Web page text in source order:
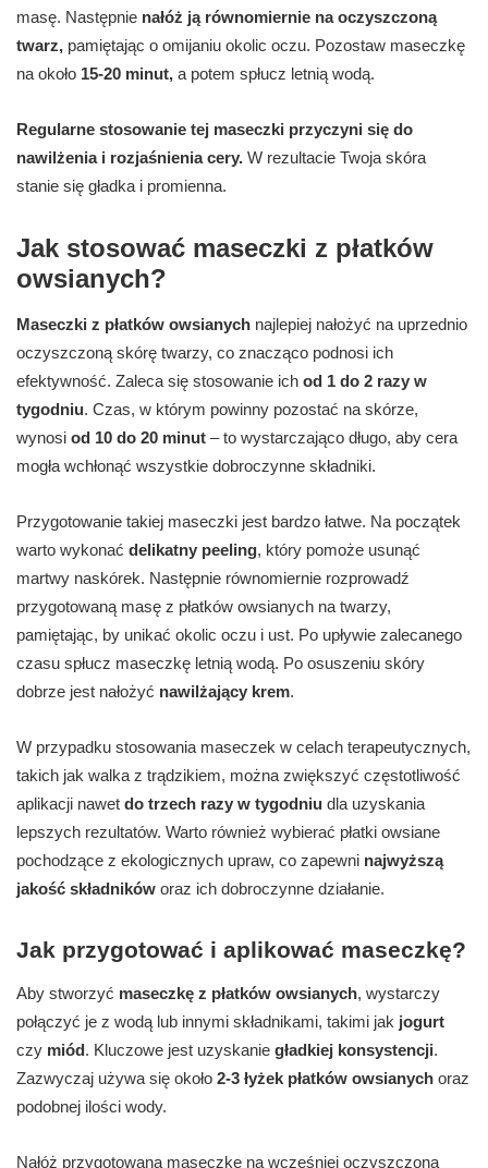
masę. Następnie nałóż ją równomiernie na oczyszczoną
twarz, pamiętając o omijaniu okolic oczu. Pozostaw maseczkę
na około 15-20 minut, a potem spłucz letnią wodą.
Regularne stosowanie tej maseczki przyczyni się do
nawilżenia i rozjaśnienia cery. W rezultacie Twoja skóra
stanie się gładka i promienna.
Jak stosować maseczki z płatków
owsianych?
Maseczki z płatków owsianych najlepiej nałożyć na uprzednio
oczyszczoną skórę twarzy, co znacząco podnosi ich
efektywność. Zaleca się stosowanie ich od 1 do 2 razy w
tygodniu. Czas, w którym powinny pozostać na skórze,
wynosi od 10 do 20 minut – to wystarczająco długo, aby cera
mogła wchłonąć wszystkie dobroczynne składniki.
Przygotowanie takiej maseczki jest bardzo łatwe. Na początek
warto wykonać delikatny peeling, który pomoże usunąć
martwy naskórek. Następnie równomiernie rozprowadź
przygotowaną masę z płatków owsianych na twarzy,
pamiętając, by unikać okolic oczu i ust. Po upływie zalecanego
czasu spłucz maseczkę letnią wodą. Po osuszeniu skóry
dobrze jest nałożyć nawilżający krem.
W przypadku stosowania maseczek w celach terapeutycznych,
takich jak walka z trądzikiem, można zwiększyć częstotliwość
aplikacji nawet do trzech razy w tygodniu dla uzyskania
lepszych rezultatów. Warto również wybierać płatki owsiane
pochodzące z ekologicznych upraw, co zapewni najwyższą
jakość składników oraz ich dobroczynne działanie.
Jak przygotować i aplikować maseczkę?
Aby stworzyć maseczkę z płatków owsianych, wystarczy
połączyć je z wodą lub innymi składnikami, takimi jak jogurt
czy miód. Kluczowe jest uzyskanie gładkiej konsystencji.
Zazwyczaj używa się około 2-3 łyżek płatków owsianych oraz
podobnej ilości wody.
Nałóż przygotowaną maseczkę na wcześniej oczyszczoną